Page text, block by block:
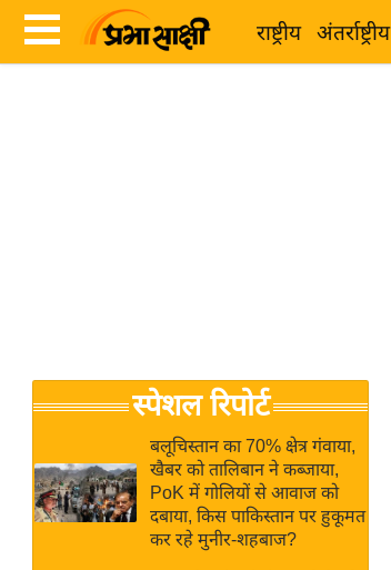
राष्ट्रीय अंतर्राष्ट्रीय
Breaking
News in
Hindi
जगत
राय
बजट
स्पेशल रिपोर्ट
बलूचिस्तान का 70% क्षेत्र गंवाया,
खैबर को तालिबान ने कब्जाया,
PoK में गोलियों से आवाज को
दबाया, किस पाकिस्तान पर हुकूमत
कर रहे मुनीर-शहबाज?